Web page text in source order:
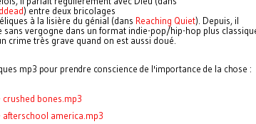
) entre deux bricolages
à la lisière du génial (dans Reaching Quiet). Depuis, il
sans vergogne dans un format indie-pop/hip-hop plus
crime très grave quand on est aussi doué.
mp3 pour prendre conscience de l'importance de la chose :
crushed bones.mp3
afterschool america.mp3